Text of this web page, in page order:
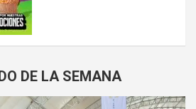
DE LA SEMANA